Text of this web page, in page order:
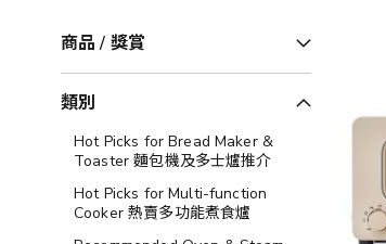
商品 / 獎賞
類別
Hot Picks for Bread Maker &
Toaster 麵包機及多士爐推介
Hot Picks for Multi-function
Cooker 熱賣多功能煮食爐